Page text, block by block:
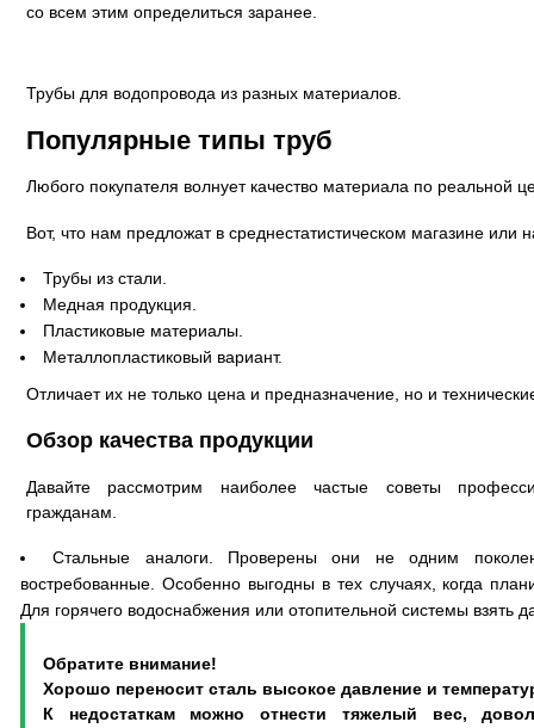
со всем этим определиться заранее.
Трубы для водопровода из разных материалов.
Популярные типы труб
Любого покупателя волнует качество материала по реальной
Вот, что нам предложат в среднестатистическом магазине или
Трубы из стали.
Медная продукция.
Пластиковые материалы.
Металлопластиковый вариант.
Отличает их не только цена и предназначение, но и
Обзор качества продукции
Давайте рассмотрим наиболее частые советы
гражданам.
Стальные аналоги. Проверены они не одним
востребованные. Особенно выгодны в тех случаях, когда
Для горячего водоснабжения или отопительной системы взять
Обратите внимание!
Хорошо переносит сталь высокое давление и
К недостаткам можно отнести тяжелый вес,